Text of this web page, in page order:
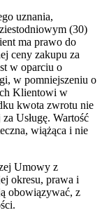
uznania,
(30)
ma prawo do
ceny zakupu za
w oparciu o
w pomniejszeniu o
Klientowi w
kwota zwrotu nie
Usługę. Wartość
wiążąca i nie
Umowy z
okresu, prawa i
obowiązywać, z